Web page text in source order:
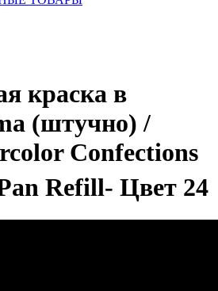
краска в
(штучно) /
Confections
Refill- Цвет 24